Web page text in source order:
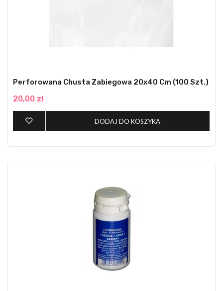
Perforowana Chusta Zabiegowa 20x40 Cm (100 Szt.)
20,00 zł
DODAJ DO KOSZYKA